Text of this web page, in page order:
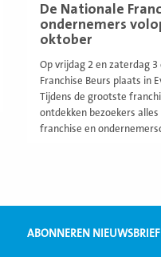
De Nationale
ondernemers
oktober
Op vrijdag 2 en zaterdag
Franchise Beurs plaats in
Tijdens de grootste
ontdekken bezoekers
franchise en
ABONNEREN NIEUWSBRIEF